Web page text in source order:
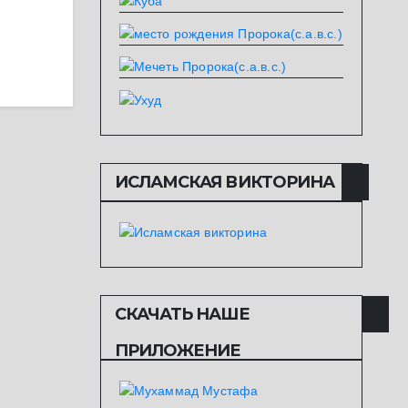
ИСЛАМСКАЯ ВИКТОРИНА
СКАЧАТЬ НАШЕ
ПРИЛОЖЕНИЕ